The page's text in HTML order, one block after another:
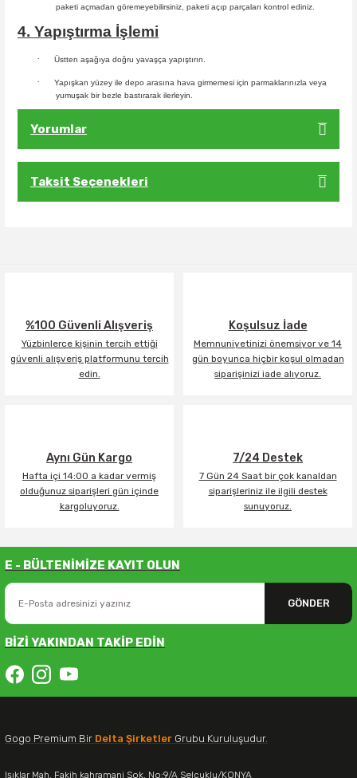
paketi açmadan göremeyebilirsiniz, paketi açıp parçaları kontrol ediniz.
4. Yapıştırma İşlemi
· Üstten aşağıya doğru yavaşça yapıştırın.
·
Yapışkan yüzey ile depo arasına hava girmemesi için parmaklarınızla veya
yumuşak bir bezle bastırarak ilerleyin.
Yorumlar
Taksit Seçenekleri
%100 Güvenli Alışveriş
Yüzbinlerce kişinin tercih ettiği
güvenli alışveriş platformunu tercih
edin.
Koşulsuz İade
Memnuniyetinizi önemsiyor ve 14
gün boyunca hiçbir koşul olmadan
siparişinizi iade alıyoruz.
Aynı Gün Kargo
Hafta içi 14:00 a kadar vermiş
olduğunuz siparişleri gün içinde
kargoluyoruz.
7/24 Destek
7 Gün 24 Saat bir çok kanaldan
siparişleriniz ile ilgili destek
sunuyoruz.
E - BÜLTENİMİZE KAYIT OLUN
GÖNDER
BİZİ YAKINDAN TAKİP EDİN
Gogo Premium Bir Delta Şirketler Grubu Kuruluşudur.
Işıklar Mah. Fakih kahramani Sok. No:9/A Selçuklu/KONYA